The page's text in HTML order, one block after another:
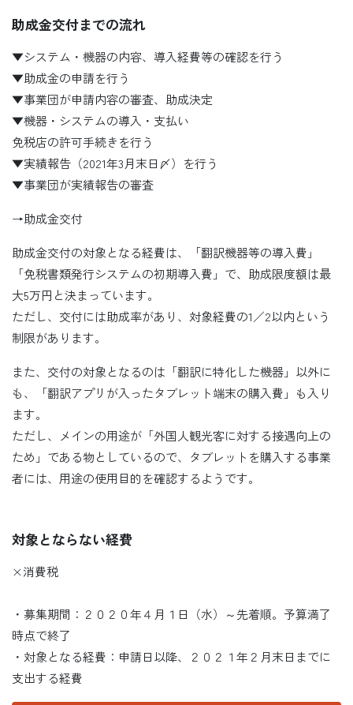
助成金交付までの流れ
▼システム・機器の内容、導入経費等の確認を行う
▼助成金の申請を行う
▼事業団が申請内容の審査、助成決定
▼機器・システムの導入・支払い
免税店の許可手続きを行う
▼実績報告（2021年3月末日〆）を行う
▼事業団が実績報告の審査
→助成金交付
助成金交付の対象となる経費は、「翻訳機器等の導入費」
「免税書類発行システムの初期導入費」で、助成限度額は最
大5万円と決まっています。
ただし、交付には助成率があり、対象経費の1／2以内という
制限があります。
また、交付の対象となるのは「翻訳に特化した機器」以外に
も、「翻訳アプリが入ったタブレット端末の購入費」も入り
ます。
ただし、メインの用途が「外国人観光客に対する接遇向上の
ため」である物としているので、タブレットを購入する事業
者には、用途の使用目的を確認するようです。
対象とならない経費
×消費税
・募集期間：２０２０年４月１日（水）～先着順。予算満了
時点で終了
・対象となる経費：申請日以降、２０２１年２月末日までに
支出する経費